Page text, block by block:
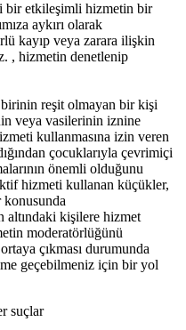
bir etkileşimli hizmetin bir
aykırı olarak
kayıp veya zarara ilişkin
, hizmetin denetlenip
reşit olmayan bir kişi
veya vasilerinin iznine
kullanmasına izin veren
çocuklarıyla çevrimiçi
önemli olduğunu
hizmeti kullanan küçükler,
altındaki kişilere hizmet
moderatörlüğünü
çıkması durumunda
geçebilmeniz için bir yol
suçlar